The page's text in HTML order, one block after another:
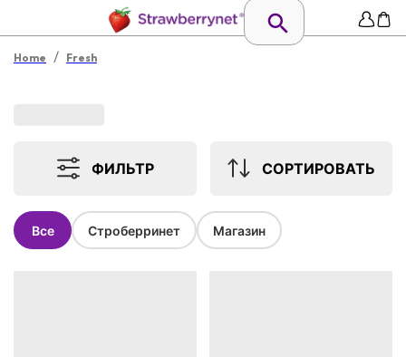
Home / Fresh
ФИЛЬТР СОРТИРОВАТЬ
Все Строберринет Магазин